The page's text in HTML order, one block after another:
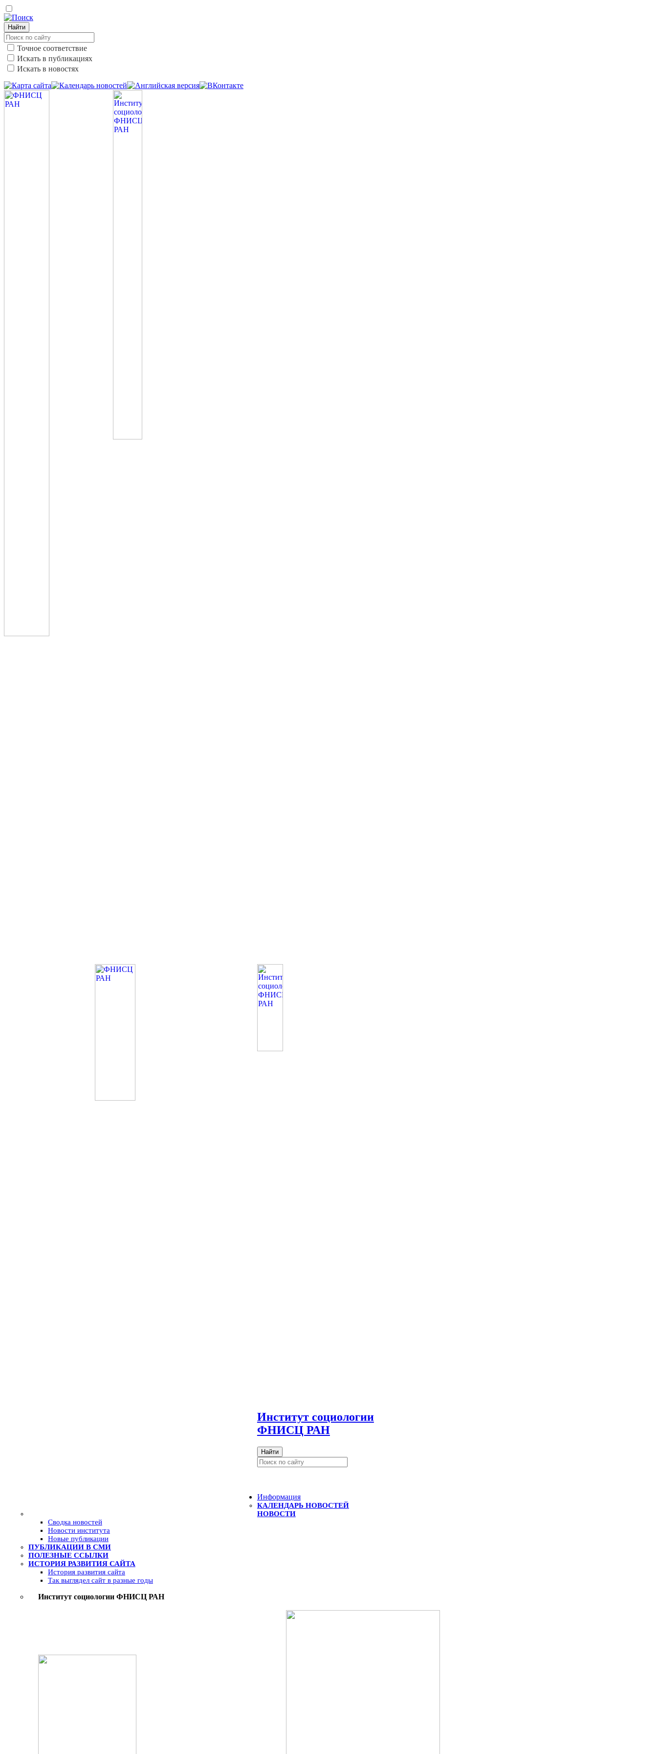
Найти
Точное соответствие
Искать в публикациях
Искать в новостях
Институт социологии
ФНИСЦ РАН
Найти
Информация
КАЛЕНДАРЬ НОВОСТЕЙ
НОВОСТИ
Сводка новостей
Новости института
Новые публикации
ПУБЛИКАЦИИ В СМИ
ПОЛЕЗНЫЕ ССЫЛКИ
ИСТОРИЯ РАЗВИТИЯ САЙТА
История развития сайта
Так выглядел сайт в разные годы
Институт социологии ФНИСЦ РАН